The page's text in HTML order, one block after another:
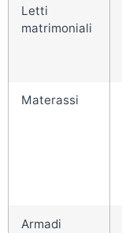
Letti
matrimoniali
Materassi
Armadi